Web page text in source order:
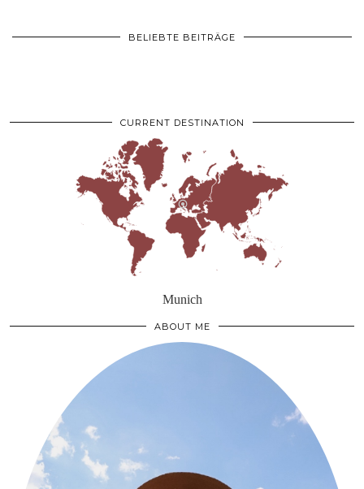
BELIEBTE BEITRÄGE
CURRENT DESTINATION
Munich
ABOUT ME